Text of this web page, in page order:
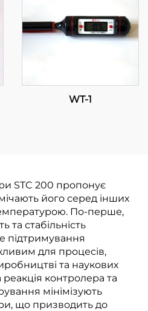
WT-1
STC 200 пропонує
його серед інших
По-перше,
та стабільність
підтримування
для процесів,
та наукових
контролера та
мінімізують
що призводить до